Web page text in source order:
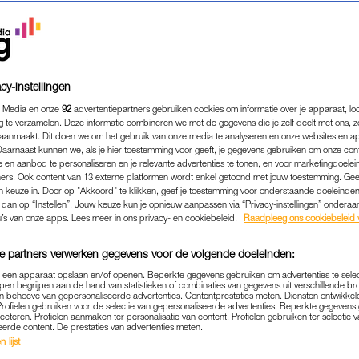
OVER
IN 'DAAR GAAN ZE
DAN WEER GEWOON
MEDIA|FRAGMENT GEMIST
14-05-2026 | ANOUK JONGENEEL
komt Elisa Rutten thuis uit het ziekenhuis, nadat ze
instellingen
en onze 92 advertentiepartners gebruiken cookies om informatie over je apparaat,
te verzamelen. Deze informatie combineren we met de gegevens die je zelf deelt met ons,
Dit doen we om het gebruik van onze media te analyseren en onze websites en
kunnen we, als je hier toestemming voor geeft, je gegevens gebruiken om onze
en aanbod te personaliseren en je relevante advertenties te tonen, en voor
Ook content van 13 externe platformen wordt enkel getoond met jouw toestemming.
keuze in. Door op "Akkoord" te klikken, geef je toestemming voor onderstaande
op “Instellen”. Jouw keuze kun je opnieuw aanpassen via “Privacy-instellingen”
van onze apps. Lees meer in ons privacy- en cookiebeleid.
Raadpleeg ons cookiebeleid
partners verwerken gegevens voor de volgende doeleinden:
apparaat opslaan en/of openen. Beperkte gegevens gebruiken om advertenties te
begrijpen aan de hand van statistieken of combinaties van gegevens uit verschillende
behoeve van gepersonaliseerde advertenties. Contentprestaties meten. Diensten
gebruiken voor de selectie van gepersonaliseerde advertenties. Beperkte
Profielen aanmaken ter personalisatie van content. Profielen gebruiken ter selectie
content. De prestaties van advertenties meten.
lijst